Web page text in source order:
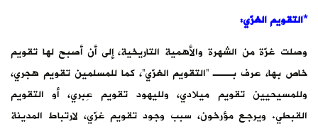
*التقويم الغزّي:
وصلت غزّة من الشهرة والأهمية التاريخية، إلى أن أصبح لها تقويم
خاص بها، عرف بـــ “التقويم الغزّي”، كما للمسلمين تقويم هجري،
وللمسيحيين تقويم ميلادي، ولليهود تقويم عِبري، أو التقويم
القبطي. ويرجع مؤرخون، سبب وجود تقويم غزّي، لارتباط المدينة